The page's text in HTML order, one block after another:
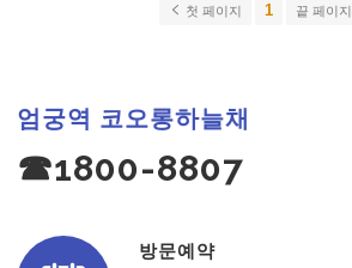
첫 페이지 1 끝 페이지
엄궁역 코오롱하늘채
☎1800-8807
방문예약